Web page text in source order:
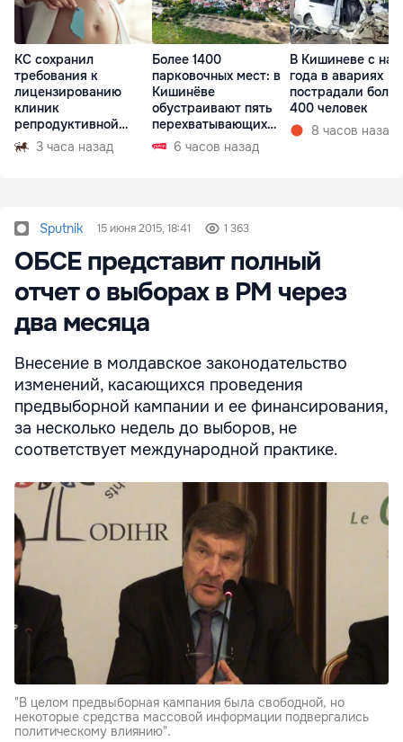
КС сохранил
требования к
лицензированию
клиник
репродуктивной
медицины
3 часа назад
Более 1400
парковочных мест: в
Кишинёве
обустраивают пять
перехватывающих
парковок
6 часов назад
В Кишиневе с
года в авариях
пострадали более
400 человек
8 часов назад
Sputnik 15 июня 2015, 18:41 1 363
ОБСЕ представит полный
отчет о выборах в РМ через
два месяца
Внесение в молдавское законодательство
изменений, касающихся проведения
предвыборной кампании и ее финансирования,
за несколько недель до выборов, не
соответствует международной практике.
"В целом предвыборная кампания была свободной, но
некоторые средства массовой информации подвергались
политическому влиянию".